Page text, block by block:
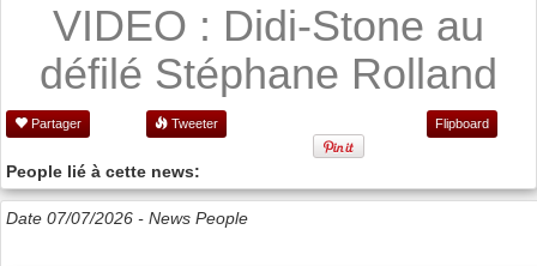
VIDEO : Didi-Stone au
défilé Stéphane Rolland
Partager Tweeter Flipboard
People lié à cette news:
Date 07/07/2026 - News People